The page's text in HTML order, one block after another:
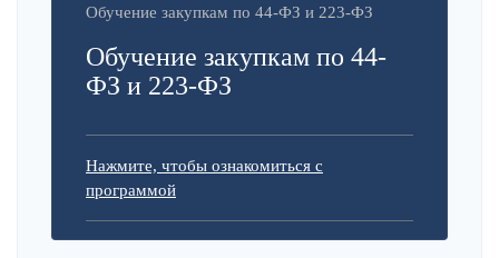
Обучение закупкам по 44-ФЗ и 223-ФЗ
Обучение закупкам по 44-
ФЗ и 223-ФЗ
Нажмите, чтобы ознакомиться с
программой